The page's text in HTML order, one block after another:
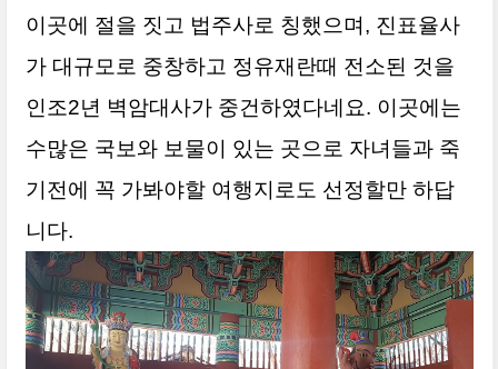
이곳에 절을 짓고 법주사로 칭했으며, 진표율사
가 대규모로 중창하고 정유재란때 전소된 것을
인조2년 벽암대사가 중건하였다네요. 이곳에는
수많은 국보와 보물이 있는 곳으로 자녀들과 죽
기전에 꼭 가봐야할 여행지로도 선정할만 하답
니다.